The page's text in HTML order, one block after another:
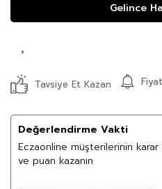
Gelince
Tavsiye Et Kazan
Değerlendirme Vakti
Eczaonline müşterilerinin karar
ve puan kazanın